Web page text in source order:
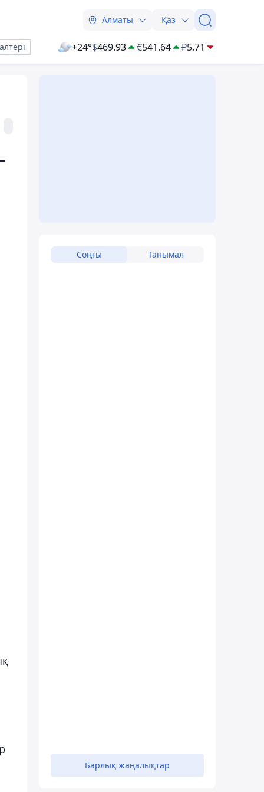
Алматы Қаз
+24°$469.93 €541.64 ₽5.71
Соңғы Танымал
Барлық жаңалықтар